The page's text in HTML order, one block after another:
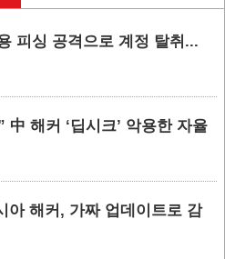
피싱 공격으로 계정 탈취...
中 해커 ‘딥시크’ 악용한 자율
아 해커, 가짜 업데이트로 감